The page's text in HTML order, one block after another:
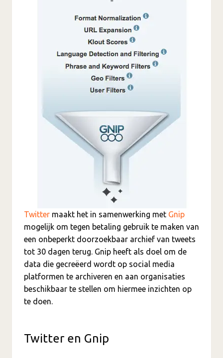
Twitter maakt het in samenwerking met Gnip
mogelijk om tegen betaling gebruik te maken van
een onbeperkt doorzoekbaar archief van tweets
tot 30 dagen terug. Gnip heeft als doel om de
data die gecreëerd wordt op social media
platformen te archiveren en aan organisaties
beschikbaar te stellen om hiermee inzichten op
te doen.
Twitter en Gnip